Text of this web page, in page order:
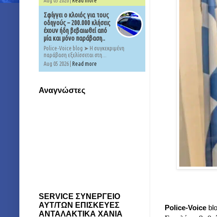
Police-Voice
Σφίγγει ο κλοιός για τους
οδηγούς – 200.000 κλήσεις
έχουν ήδη βεβαιωθεί από
μία και μόνο παράβαση..
Police-Voice blog ➤ Η συγκεκριμένη
παράβαση εξελίσσεται στη...
Aug 05 2026 | Read more
Αναγνώστες
SERVICE ΣΥΝΕΡΓΕΙΟ
ΑΥΤ/ΤΩΝ ΕΠΙΣΚΕΥΕΣ
ΑΝΤΑΛΑΚΤΙΚΑ ΧΑΝΙΑ